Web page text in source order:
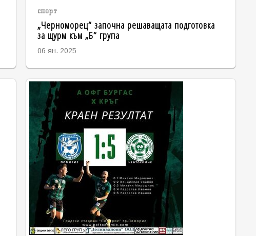
спорт
„Черноморец“ започна решаващата подготовка
за щурм към „Б“ група
06 ян. 2025